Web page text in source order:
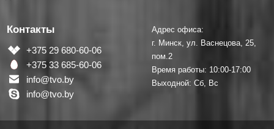
Контакты
+375 29 680-60-06
+375 33 685-60-06
info@tvo.by
info@tvo.by
Адрес офиса:
г. Минск, ул. Васнецова, 25,
пом.2
Время работы: 10:00-17:00
Выходной: Сб, Вс